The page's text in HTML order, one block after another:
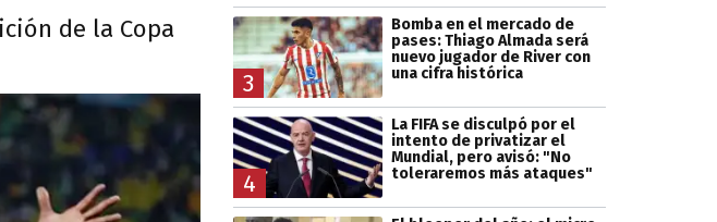
de la Copa
3
Bomba en el mercado de
pases: Thiago Almada será
nuevo jugador de River con
una cifra histórica
4
La FIFA se disculpó por el
intento de privatizar el
Mundial, pero avisó: "No
toleraremos más ataques"